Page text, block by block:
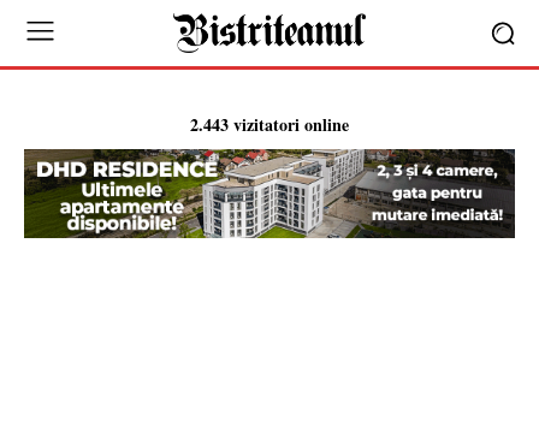
2.443 vizitatori online